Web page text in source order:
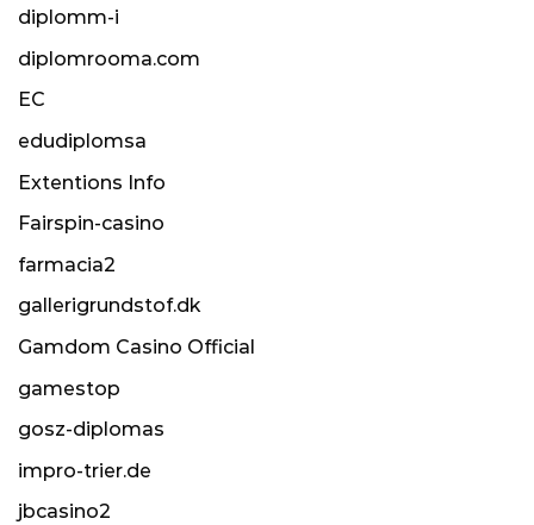
diplomm-i
diplomrooma.com
EC
edudiplomsa
Extentions Info
Fairspin-casino
farmacia2
gallerigrundstof.dk
Gamdom Casino Official
gamestop
gosz-diplomas
impro-trier.de
jbcasino2